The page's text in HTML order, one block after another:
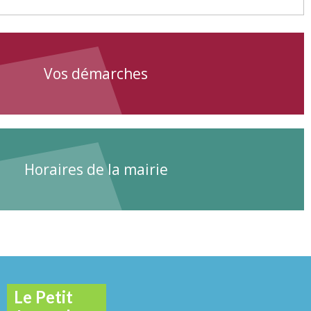
Vos démarches
Horaires de la mairie
Le Petit